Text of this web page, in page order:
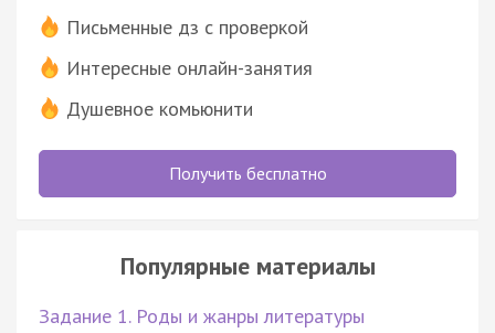
Письменные дз с проверкой
Интересные онлайн-занятия
Душевное комьюнити
Получить бесплатно
Популярные материалы
Задание 1. Роды и жанры литературы